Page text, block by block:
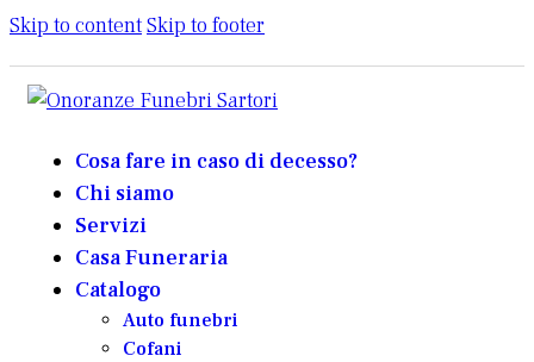
Skip to contentSkip to footer
Cosa fare in caso di decesso?
Chi siamo
Servizi
Casa Funeraria
Catalogo
Auto funebri
Cofani